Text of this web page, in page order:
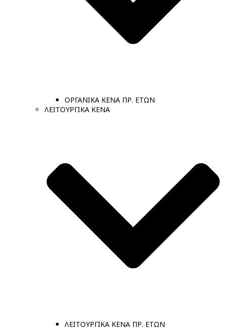
ΟΡΓΑΝΙΚΑ ΚΕΝΑ ΠΡ. ΕΤΩΝ
ΛΕΙΤΟΥΡΓΙΚΑ ΚΕΝΑ
ΛΕΙΤΟΥΡΓΙΚΑ ΚΕΝΑ ΠΡ. ΕΤΩΝ